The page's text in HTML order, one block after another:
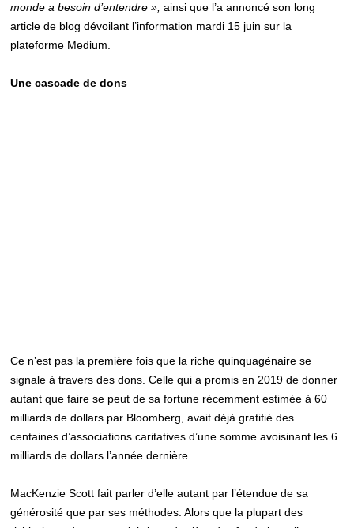
monde a besoin d’entendre »,ainsi que l’a annoncé son long
article de blog dévoilant l’information mardi 15 juin sur la
plateforme Medium.
Une cascade de dons
Ce n’est pas la première fois que la riche quinquagénaire se
signale à travers des dons. Celle qui a promis en 2019 de donner
autant que faire se peut de sa fortune récemment estimée à 60
milliards de dollars par Bloomberg, avait déjà gratifié des
centaines d’associations caritatives d’une somme avoisinant les 6
milliards de dollars l’année dernière.
MacKenzie Scott fait parler d’elle autant par l’étendue de sa
générosité que par ses méthodes. Alors que la plupart des